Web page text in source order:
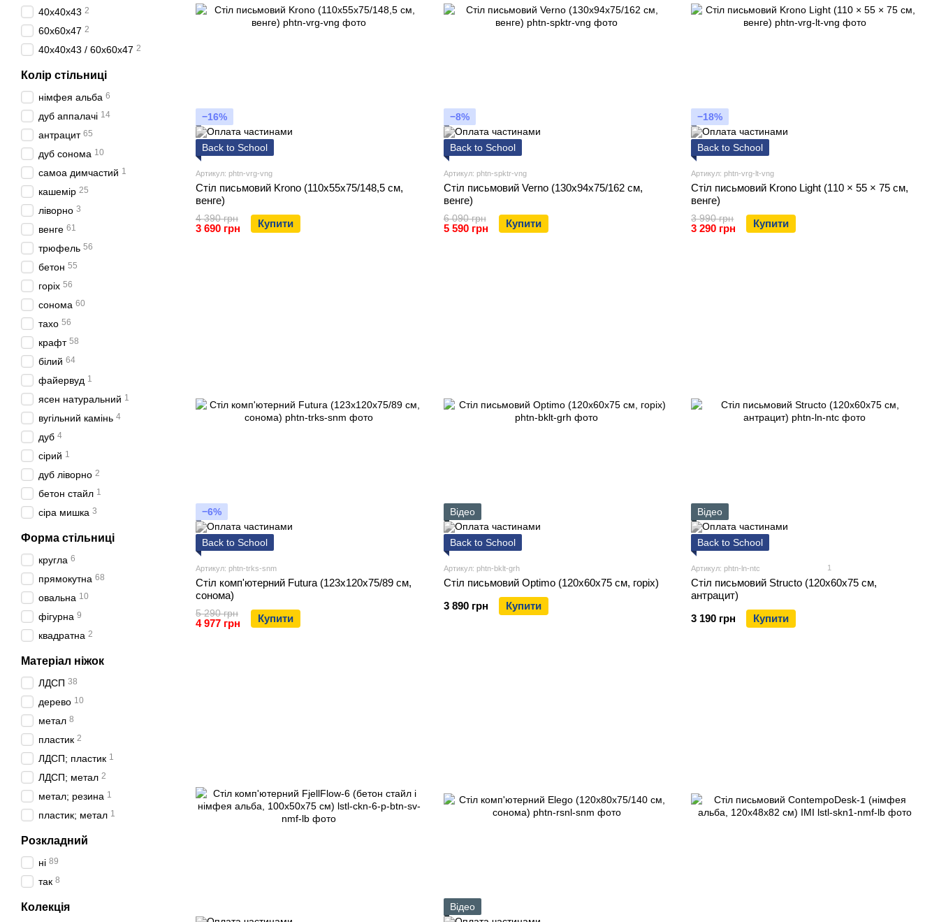
−16%
Back to School
Артикул: phtn-vrg-vng
Стіл письмовий Krono (110х55х75/148,5 см,
венге)
4 390 грн
3 690 грн Купити
−8%
Back to School
Артикул: phtn-spktr-vng
Стіл письмовий Verno (130х94х75/162 см,
венге)
6 090 грн
5 590 грн Купити
−18%
Back to School
Артикул: phtn-vrg-lt-vng
Стіл письмовий Krono Light (110 × 55 × 75 см,
венге)
3 990 грн
3 290 грн Купити
−6%
Back to School
Артикул: phtn-trks-snm
Стіл комп'ютерний Futura (123х120х75/89 см,
сонома)
5 290 грн
4 977 грн Купити
Відео
Back to School
Артикул: phtn-bklt-grh
Стіл письмовий Optimo (120х60х75 см, горіх)
3 890 грн
Купити
Відео
Back to School
Артикул: phtn-ln-ntc 1
Стіл письмовий Structo (120х60х75 см,
антрацит)
3 190 грн
Купити
Відео
40х40х43 2
60х60х47 2
40х40х43 / 60х60х47 2
Колір стільниці
німфея альба 6
дуб аппалачі 14
антрацит 65
дуб сонома 10
самоа димчастий 1
кашемір 25
ліворно 3
венге 61
трюфель 56
бетон 55
горіх 56
сонома 60
тахо 56
крафт 58
білий 64
файервуд 1
ясен натуральний 1
вугільний камінь 4
дуб 4
сірий 1
дуб ліворно 2
бетон стайл 1
сіра мишка 3
Форма стільниці
кругла 6
прямокутна 68
овальна 10
фігурна 9
квадратна 2
Матеріал ніжок
ЛДСП 38
дерево 10
метал 8
пластик 2
ЛДСП; пластик 1
ЛДСП; метал 2
метал; резина 1
пластик; метал 1
Розкладний
ні 89
так 8
Колекція